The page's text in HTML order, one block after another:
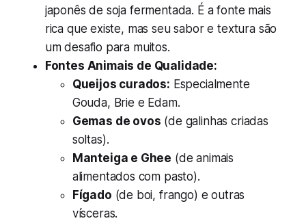
japonês de soja fermentada. É a fonte mais
rica que existe, mas seu sabor e textura são
um desafio para muitos.
Fontes Animais de Qualidade:
Queijos curados: Especialmente
Gouda, Brie e Edam.
Gemas de ovos (de galinhas criadas
soltas).
Manteiga e Ghee (de animais
alimentados com pasto).
Fígado (de boi, frango) e outras
vísceras.